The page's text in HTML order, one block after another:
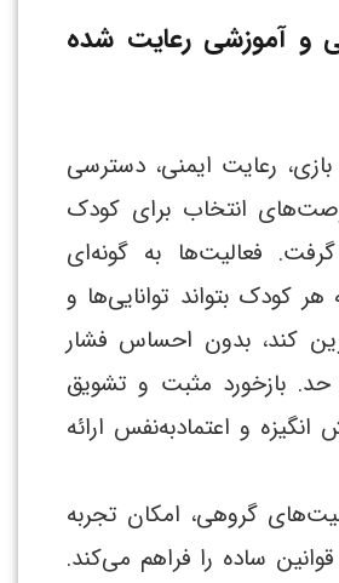
و آموزشی رعایت شده
رعایت ایمنی، دسترسی
انتخاب برای کودک
فعالیت‌ها به گونه‌ای
کودک بتواند توانایی‌ها و
کند، بدون احساس فشار
بازخورد مثبت و تشویق
انگیزه و اعتمادبه‌نفس ارائه
گروهی، امکان تجربه
ساده را فراهم می‌کند.